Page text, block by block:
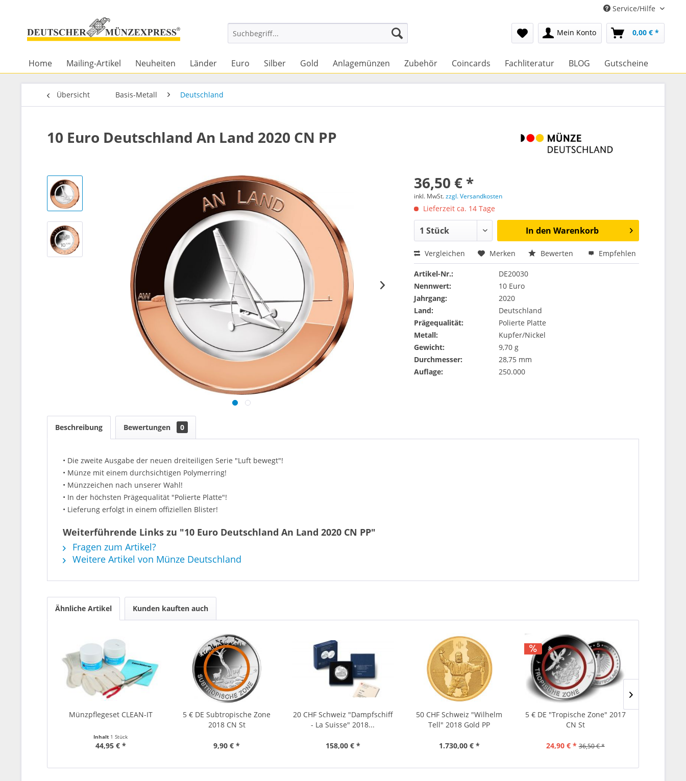
Service/Hilfe
Mein Konto 0,00 € *
Home Mailing-Artikel Neuheiten Länder Euro Silber Gold Anlagemünzen Zubehör Coincards Fachliteratur BLOG Gutscheine
Übersicht Basis-Metall Deutschland
10 Euro Deutschland An Land 2020 CN PP
36,50 € *
inkl. MwSt.zzgl. Versandkosten
Lieferzeit ca. 14 Tage
In den Warenkorb
Vergleichen Merken Bewerten Empfehlen
Artikel-Nr.:
DE20030
Nennwert:
10 Euro
Jahrgang:
2020
Land:
Deutschland
Prägequalität:
Polierte Platte
Metall:
Kupfer/Nickel
Gewicht:
9,70 g
Durchmesser:
28,75 mm
Auflage:
250.000
Beschreibung Bewertungen 0
• Die zweite Ausgabe der neuen dreiteiligen Serie "Luft bewegt"!
• Münze mit einem durchsichtigen Polymerring!
• Münzzeichen nach unserer Wahl!
• In der höchsten Prägequalität "Polierte Platte"!
• Lieferung erfolgt in einem offiziellen Blister!
Weiterführende Links zu "10 Euro Deutschland An Land 2020 CN PP"
Fragen zum Artikel?
Weitere Artikel von Münze Deutschland
Ähnliche Artikel Kunden kauften auch
Münzpflegeset CLEAN-IT
Inhalt 1 Stück
44,95 € *
5 € DE Subtropische Zone
2018 CN St
9,90 € *
20 CHF Schweiz "Dampfschiff
- La Suisse" 2018...
158,00 € *
50 CHF Schweiz "Wilhelm
Tell" 2018 Gold PP
1.730,00 € *
5 € DE "Tropische Zone" 2017
CN St
24,90 € * 36,50 € *